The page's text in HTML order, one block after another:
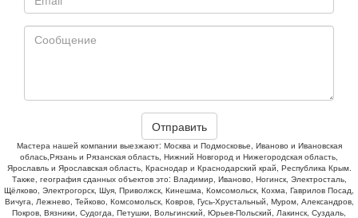
Отправить
Мастера нашей компании выезжают: Москва и Подмосковье, Иваново и Ивановская
облась,Рязань и Рязанская область, Нижний Новгород и Нижегородская область,
Ярославль и Ярославская область, Краснодар и Краснодарский край, Республика Крым.
Также, география сданных объектов это: Владимир, Иваново, Ногинск, Электросталь,
Щёлково, Электрогорск, Шуя, Приволжск, Кинешма, Комсомольск, Кохма, Гаврилов Посад,
Вичуга, Лежнево, Тейково, Комсомольск, Ковров, Гусь-Хрустальный, Муром, Александров,
Покров, Вязники, Судогда, Петушки, Вольгинский, Юрьев-Польский, Лакинск, Суздаль,